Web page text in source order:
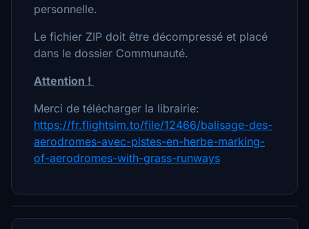
personnelle.
Le fichier ZIP doit être décompressé et placé
dans le dossier Communauté.
Attention !
Merci de télécharger la librairie:
https://fr.flightsim.to/file/12466/balisage-des-
aerodromes-avec-pistes-en-herbe-marking-
of-aerodromes-with-grass-runways